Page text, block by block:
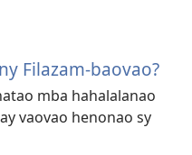
Filazam-baovao?
mba hahalalanao
vaovao henonao sy